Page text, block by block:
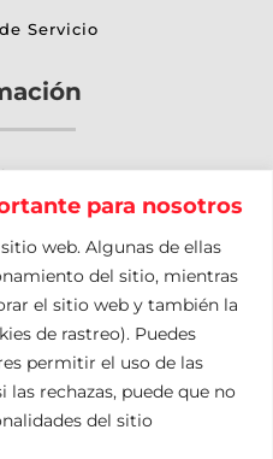
para nosotros
web. Algunas de ellas
del sitio, mientras
el sitio web y también la
de rastreo). Puedes
permitir el uso de las
las rechazas, puede que no
del sitio
Servicio
Sitio